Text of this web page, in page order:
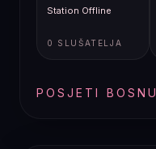
Station Offline
0 SLUŠATELJA
POSJETI